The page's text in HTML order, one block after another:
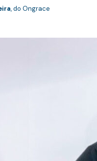
, do Ongrace